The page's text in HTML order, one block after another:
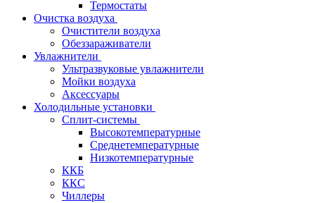
Термостаты
Очистка воздуха
Очистители воздуха
Обеззараживатели
Увлажнители
Ультразвуковые увлажнители
Мойки воздуха
Аксессуары
Холодильные установки
Сплит-системы
Высокотемпературные
Среднетемпературные
Низкотемпературные
ККБ
ККС
Чиллеры